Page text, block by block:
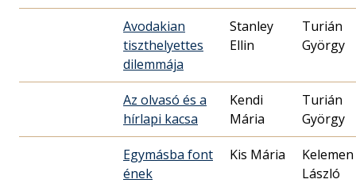
Avodakian
tiszthelyettes
dilemmája
Stanley
Ellin
Turián
György
Az olvasó és a
hírlapi kacsa
Kendi
Mária
Turián
György
Egymásba font
ének
Kis Mária
Kelemen
László